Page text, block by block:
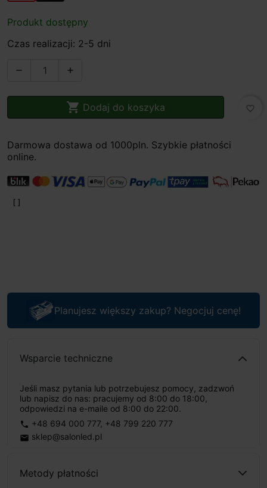
Produkt dostępny
Czas realizacji: 2-5 dni
 
 Dodaj do koszyka favorite_border
Darmowa dostawa od 1000pln. Szybkie płatności
online.
Planujesz większy zakup? Negocjuj cenę!
Wsparcie techniczne
Jeśli masz pytania lub potrzebujesz pomocy, zadzwoń
lub napisz do nas: pracujemy od 8:00 do 18:00,
odpowiedzi na e-maile od 8:00 do 22:00.
phone +48 694 000 777, +48 799 220 777
email sklep@salonled.pl
Metody płatności